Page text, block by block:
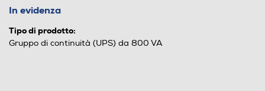
In evidenza
Tipo di prodotto:
Gruppo di continuità (UPS) da 800 VA